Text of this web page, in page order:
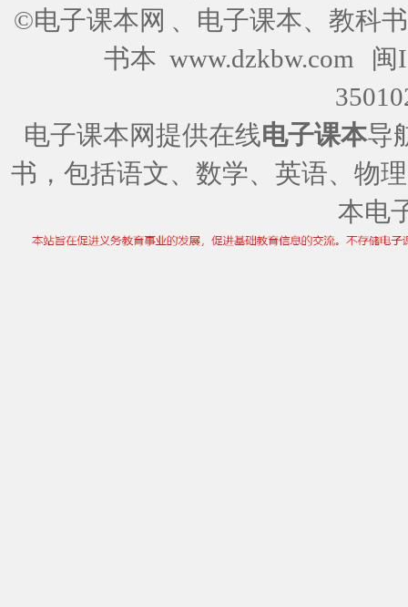
©电子课本网 、电子课本、教科
书本 www.dzkbw.com
闽
电子课本网提供在线电子课本导
书，包括语文、数学、英语、物
本电